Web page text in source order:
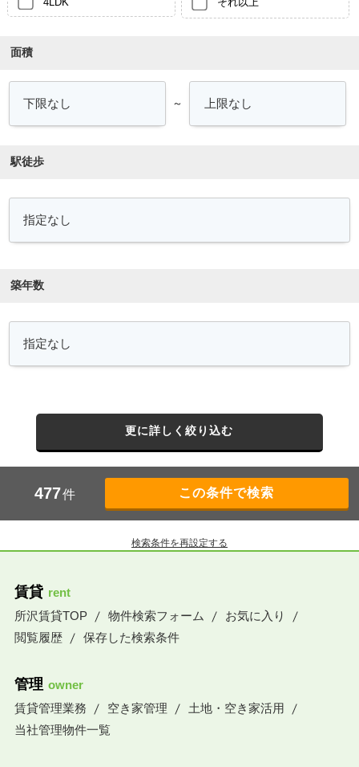
面積
～
駅徒歩
築年数
更に詳しく絞り込む
477件
検索条件を再設定する
賃貸 rent
所沢賃貸TOP
物件検索フォーム
お気に入り
閲覧履歴
保存した検索条件
管理 owner
賃貸管理業務
空き家管理
土地・空き家活用
当社管理物件一覧